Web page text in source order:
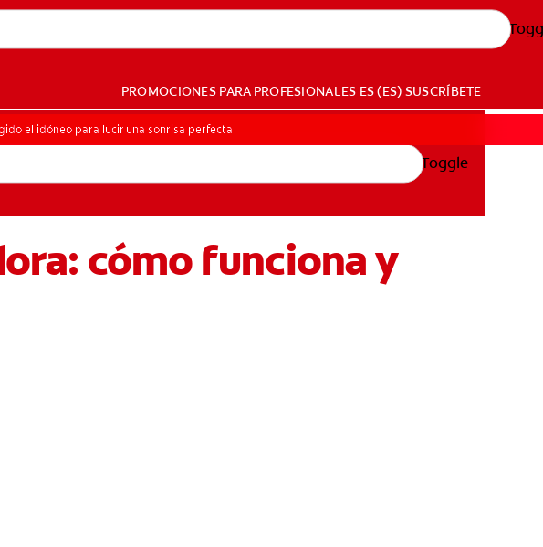
PROMOCIONES PARA PROFESIONALES ES (ES) SUSCRÍBETE
Toggle
el idóneo para lucir una sonrisa perfecta
cómo funciona y